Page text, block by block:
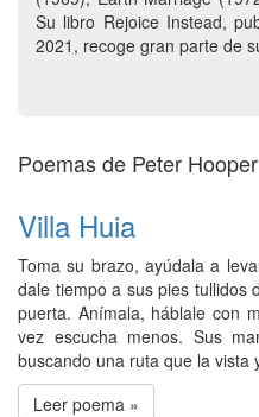
Su libro Rejoice Instead,
2021, recoge gran parte de
Poemas de Peter Hooper
Villa Huia
Toma su brazo, ayúdala a
dale tiempo a sus pies tullidos
puerta. Anímala, háblale con
vez escucha menos. Sus
buscando una ruta que la
Leer poema »